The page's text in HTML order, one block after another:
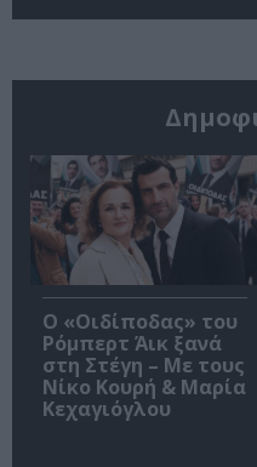
O «Οιδίποδας» του
Ρόμπερτ Άικ ξανά
στη Στέγη – Με τους
Νίκο Κουρή & Μαρία
Κεχαγιόγλου